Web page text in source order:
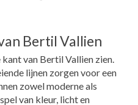
Bertil Vallien
van Bertil Vallien zien.
lijnen zorgen voor een
zowel moderne als
van kleur, licht en